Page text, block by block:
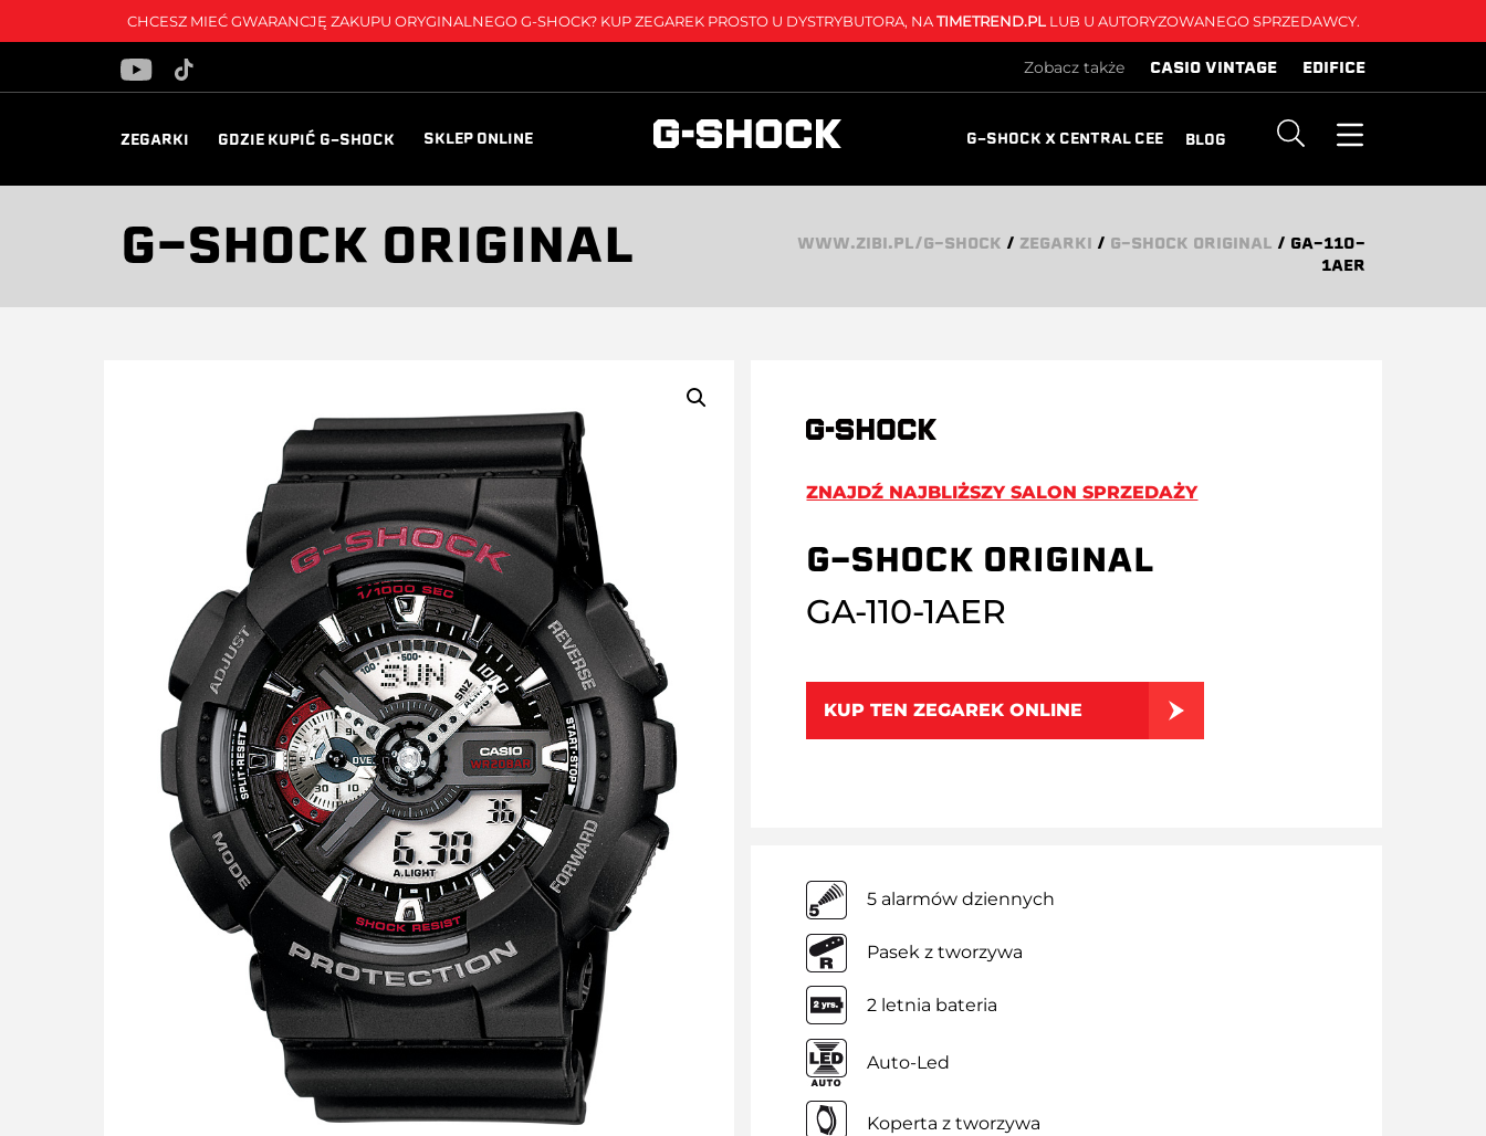
CHCESZ MIEĆ GWARANCJĘ ZAKUPU ORYGINALNEGO G-SHOCK? KUP ZEGAREK PROSTO U DYSTRYBUTORA, NATIMETREND.PLLUB U AUTORYZOWANEGO SPRZEDAWCY.
Zobacz także CASIO VINTAGE EDIFICE
ZEGARKI GDZIE KUPIĆ G-SHOCK SKLEP ONLINE G-SHOCK X CENTRAL CEE BLOG
G-SHOCK ORIGINAL WWW.ZIBI.PL/G-SHOCK / ZEGARKI / G-SHOCK ORIGINAL / GA-110-
1AER
ZNAJDŹ NAJBLIŻSZY SALON SPRZEDAŻY
G-SHOCK ORIGINAL
GA-110-1AER
KUP TEN ZEGAREK ONLINE
5 alarmów dziennych
Pasek z tworzywa
2 letnia bateria
Auto-Led
Koperta z tworzywa